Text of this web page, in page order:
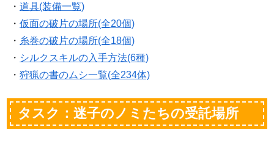
・ 道具(装備一覧)
・ 仮面の破片の場所(全20個)
・ 糸巻の破片の場所(全18個)
・ シルクスキルの入手方法(6種)
・ 狩猟の書のムシ一覧(全234体)
タスク：迷子のノミたちの受託場所